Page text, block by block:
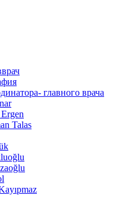
главного врача
Talas